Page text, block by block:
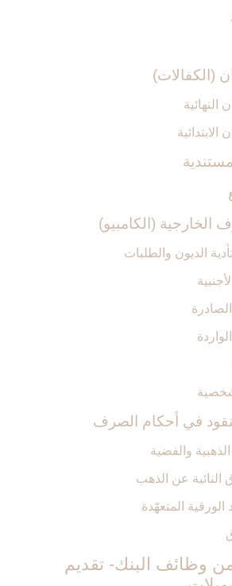
الديون والطلبات
في أحكام الصرف‏
والفضية
النائبة عن الذهب
الورقية المتعهّدة
من وظائف البنك- تقديم